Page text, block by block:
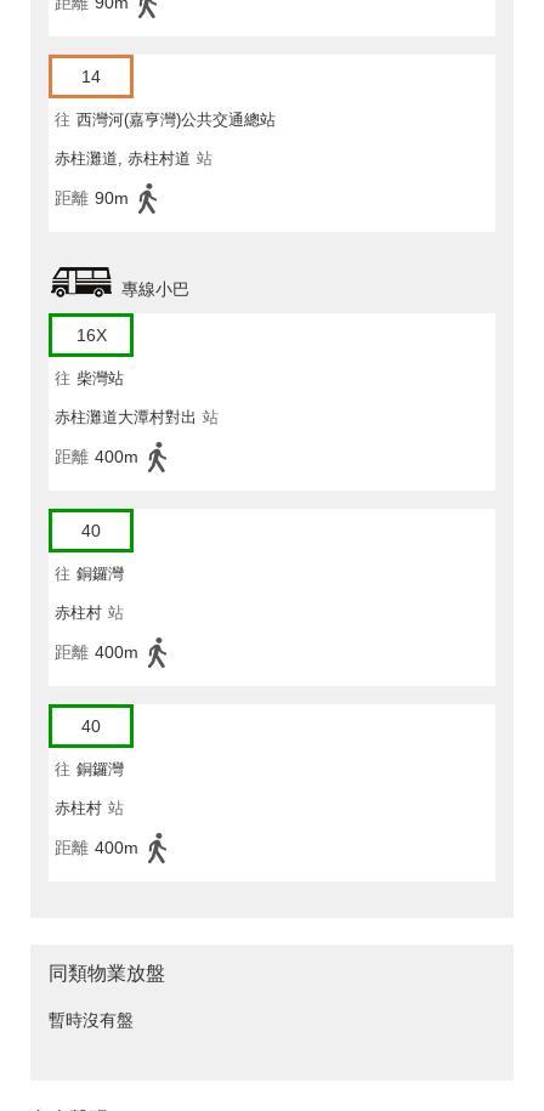
14
往 西灣河(嘉亨灣)公共交通總站
赤柱灘道, 赤柱村道 站
距離 90m
專線小巴
16X
往 柴灣站
赤柱灘道大潭村對出 站
距離 400m
40
往 銅鑼灣
赤柱村 站
距離 400m
40
往 銅鑼灣
赤柱村 站
距離 400m
同類物業放盤
暫時沒有盤